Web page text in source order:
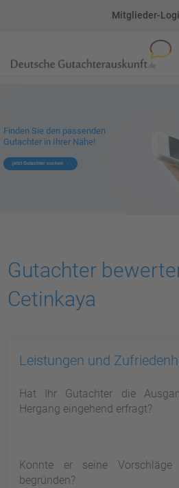
Mitglieder-
Finden Sie den passenden
Gutachter in Ihrer Nähe!
jetzt Gutachter suchen
Gutachter
Cetinkaya
Leistungen und
Hat Ihr Gutachter die
Hergang eingehend erfragt?
Konnte er seine
begründen?